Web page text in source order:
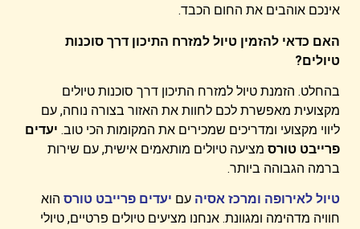
אינכם אוהבים את החום הכבד.
האם כדאי להזמין טיול למזרח התיכון דרך סוכנות
טיולים?
בהחלט. הזמנת טיול למזרח התיכון דרך סוכנות טיולים
מקצועית מאפשרת לכם לחוות את האזור בצורה נוחה, עם
ליווי מקצועי ומדריכים שמכירים את המקומות הכי טוב. יעדים
פרייבט טורס מציעה טיולים מותאמים אישית, עם שירות
ברמה הגבוהה ביותר.
טיול לאירופה ומרכז אסיה עם יעדים פרייבט טורס הוא
חוויה מדהימה ומגוונת. אנחנו מציעים טיולים פרטיים, טיולי